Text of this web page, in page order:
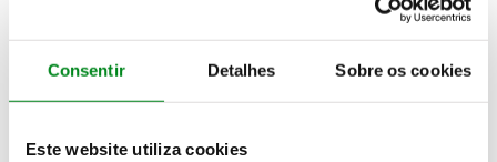
Consentir Detalhes Sobre os cookies
Este website utiliza cookies